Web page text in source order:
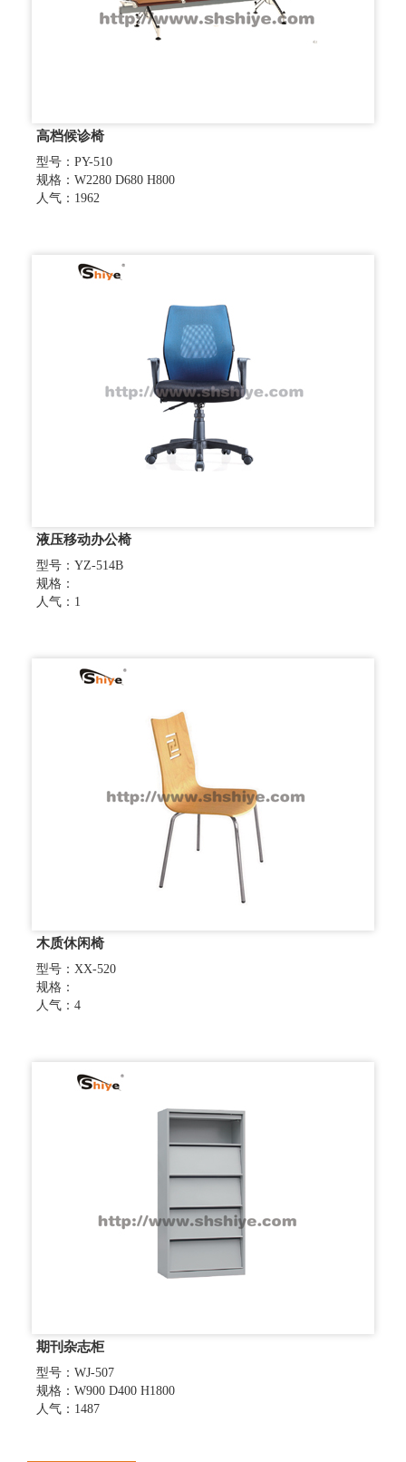
高档候诊椅
型号：PY-510
规格：W2280 D680 H800
人气：1962
液压移动办公椅
型号：YZ-514B
规格：
人气：1
木质休闲椅
型号：XX-520
规格：
人气：4
期刊杂志柜
型号：WJ-507
规格：W900 D400 H1800
人气：1487